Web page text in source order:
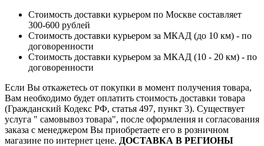
Стоимость доставки курьером по Москве составляет
300-600 рублей
Стоимость доставки курьером за МКАД (до 10 км) - по
договоренности
Стоимость доставки курьером за МКАД (10 - 20 км) - по
договоренности
Если Вы откажетесь от покупки в момент получения товара,
Вам необходимо будет оплатить стоимость доставки товара
(Гражданский Кодекс РФ, статья 497, пункт 3). Существует
услуга " самовывоз товара", после оформления и согласования
заказа с менеджером Вы приобретаете его в розничном
магазине по интернет цене. ДОСТАВКА В РЕГИОНЫ